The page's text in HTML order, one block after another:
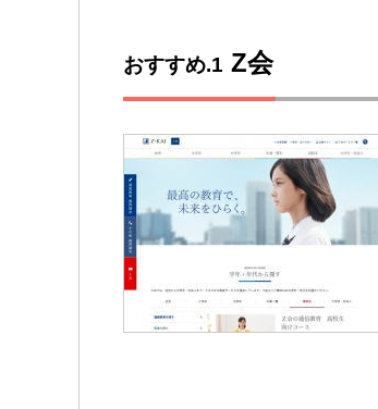
おすすめ.1 Z会